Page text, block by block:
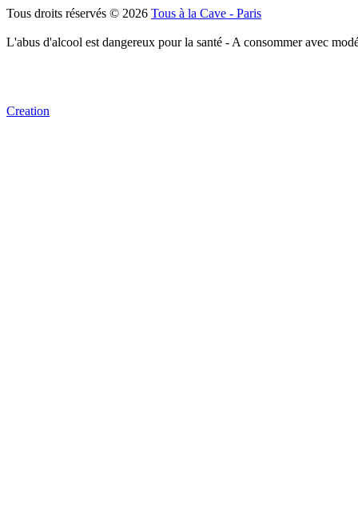
Tous droits réservés © 2026 Tous à la Cave - Paris
L'abus d'alcool est dangereux pour la santé - A consommer avec
Creation